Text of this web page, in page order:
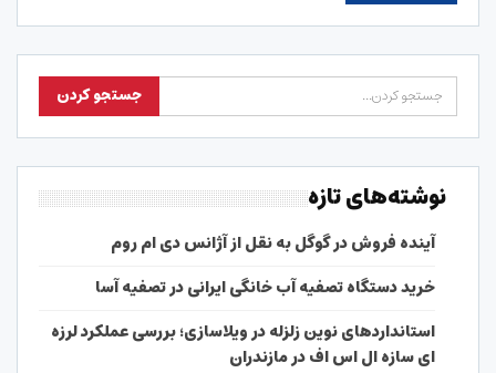
نوشته‌های تازه
آینده فروش در گوگل به نقل از آژانس دی ام روم
خرید دستگاه تصفیه آب خانگی ایرانی در تصفیه آسا
استانداردهای نوین زلزله در ویلاسازی؛ بررسی عملکرد لرزه
ای سازه ال اس اف در مازندران